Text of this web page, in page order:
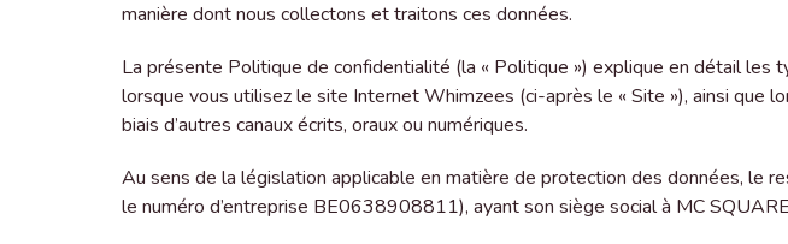
manière dont nous collectons et traitons ces données.
La présente Politique de confidentialité (la « Politique ») explique en détail
lorsque vous utilisez le site Internet Whimzees (ci-après le « Site »), ainsi que
biais d’autres canaux écrits, oraux ou numériques.
Au sens de la législation applicable en matière de protection des données, le
le numéro d’entreprise BE0638908811), ayant son siège social à MC